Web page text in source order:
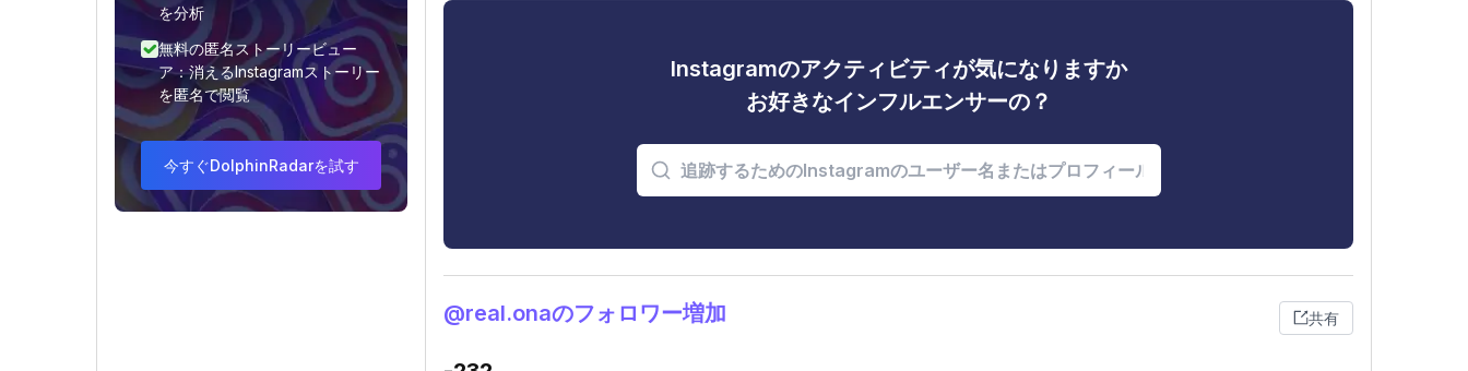
を分析
無料の匿名ストーリービュー
ア：消えるInstagramストーリー
を匿名で閲覧
今すぐDolphinRadarを試す
Instagramのアクティビティが気になりますか
お好きなインフルエンサーの？
@real.onaのフォロワー増加 共有